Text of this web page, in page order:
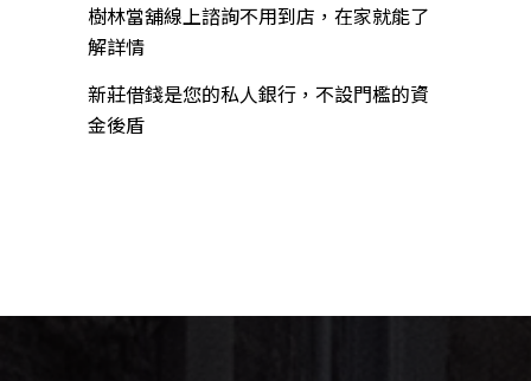
樹林當舖線上諮詢不用到店，在家就能了
解詳情
新莊借錢是您的私人銀行，不設門檻的資
金後盾